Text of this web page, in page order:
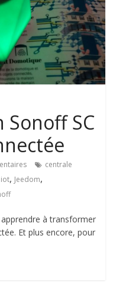
SC
centrale
iot, Jeedom,
à transformer
Et plus encore, pour